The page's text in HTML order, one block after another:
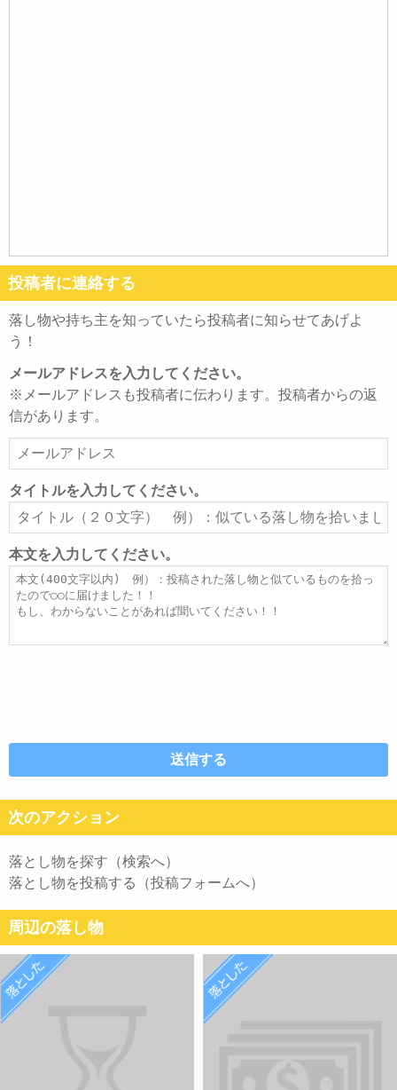
投稿者に連絡する
落し物や持ち主を知っていたら投稿者に知らせてあげよ
う！
メールアドレスを入力してください。
※メールアドレスも投稿者に伝わります。投稿者からの返
信があります。
ー
ル
ア
ド
レ
ス
タイトルを入力してください。
タ
イ
ト
ル
本文を入力してください。
本
文
次のアクション
落とし物を探す（検索へ）
落とし物を投稿する（投稿フォームへ）
周辺の落し物